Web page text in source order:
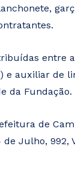
entre
e auxiliar de
da Fundação.
de
de Julho, 992,